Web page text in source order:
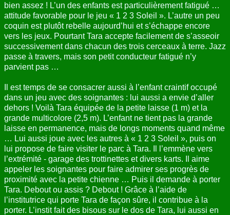
bien assez ! L’un des enfants est particulièrement fatigué …
attitude favorable pour le jeu « 1 2 3 Soleil ». L’autre un peu
coquin est plutôt rebelle aujourd’hui et s’échappe encore
vers les jeux. Pourtant Tara accepte facilement de s’asseoir
successivement dans chacun des trois cerceaux à terre. Jazz
passe à travers, mais son petit conducteur fatigué n’y
parvient pas …
Il est temps de se consacrer aussi à l’enfant craintif occupé
dans un jeu avec des soignantes : lui aussi a envie d’aller
dehors ! Voilà Tara équipée de la petite laisse (1 m) et la
grande multicolore (2,5 m). L’enfant ne tient pas la grande
laisse en permanence, mais de longs moments quand même
… Lui aussi joue avec les autres à « 1 2 3 Soleil », puis on
lui propose de faire visiter le parc à Tara. Il l’emmène vers
l’extrémité - garage des trottinettes et divers karts. Il aime
appeler les soignantes pour faire admirer ses progrès de
proximité avec la petite chienne … Puis il demande à porter
Tara. Debout ou assis ? Debout ! Grâce à l’aide de
l’institutrice qui porte Tara de façon sûre, il contribue à la
porter. L’instit fait des bisous sur le dos de Tara, lui aussi en